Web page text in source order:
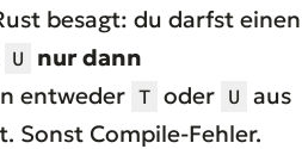
besagt: du darfst einen
U nur dann
entweder T oder U aus
Sonst Compile-Fehler.